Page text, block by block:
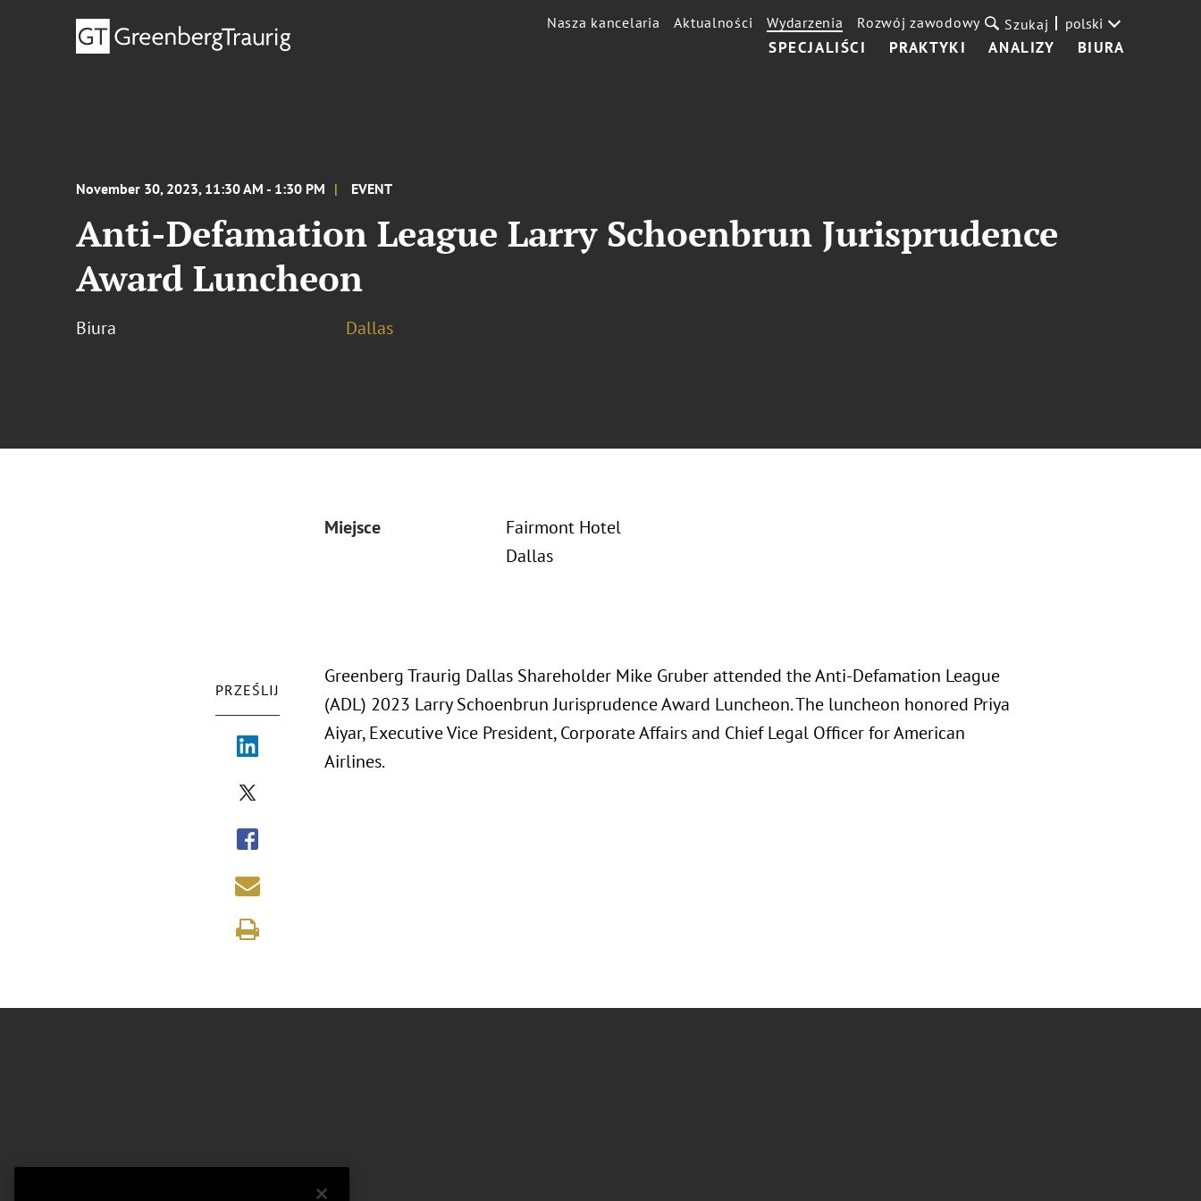
SPECJALIŚCI PRAKTYKI ANALIZY BIURA
Nasza kancelaria Aktualności Wydarzenia Rozwój zawodowy Szukaj polski
November 30, 2023, 11:30 AM - 1:30 PM EVENT
Anti-Defamation League Larry Schoenbrun Jurisprudence
Award Luncheon
Biura Dallas
Miejsce
Fairmont Hotel
Dallas
PRZEŚLIJ
Greenberg Traurig Dallas Shareholder Mike Gruber attended the Anti-Defamation League
(ADL) 2023 Larry Schoenbrun Jurisprudence Award Luncheon. The luncheon honored Priya
Aiyar, Executive Vice President, Corporate Affairs and Chief Legal Officer for American
Airlines.